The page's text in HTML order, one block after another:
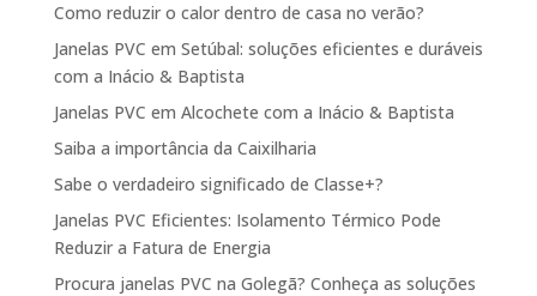
Como reduzir o calor dentro de casa no verão?
Janelas PVC em Setúbal: soluções eficientes e duráveis
com a Inácio & Baptista
Janelas PVC em Alcochete com a Inácio & Baptista
Saiba a importância da Caixilharia
Sabe o verdadeiro significado de Classe+?
Janelas PVC Eficientes: Isolamento Térmico Pode
Reduzir a Fatura de Energia
Procura janelas PVC na Golegã? Conheça as soluções